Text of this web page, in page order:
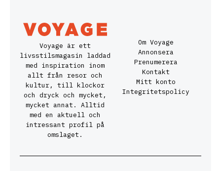
Voyage är ett
livsstilsmagasin laddad
med inspiration inom
allt från resor och
kultur, till klockor
och dryck och mycket,
mycket annat. Alltid
med en aktuell och
intressant profil på
omslaget.
Om Voyage
Annonsera
Prenumerera
Kontakt
Mitt konto
Integritetspolicy